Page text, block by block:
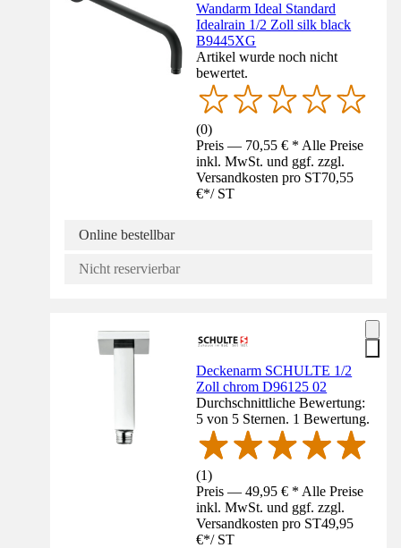
Wandarm Ideal Standard
Idealrain 1/2 Zoll silk black
B9445XG
Artikel wurde noch nicht
bewertet.
(0)
Preis — 70,55 € * Alle Preise
inkl. MwSt. und ggf. zzgl.
Versandkosten pro ST70,55
€*/ ST
Online bestellbar
Nicht reservierbar
Deckenarm SCHULTE 1/2
Zoll chrom D96125 02
Durchschnittliche Bewertung:
5 von 5 Sternen. 1 Bewertung.
(1)
Preis — 49,95 € * Alle Preise
inkl. MwSt. und ggf. zzgl.
Versandkosten pro ST49,95
€*/ ST